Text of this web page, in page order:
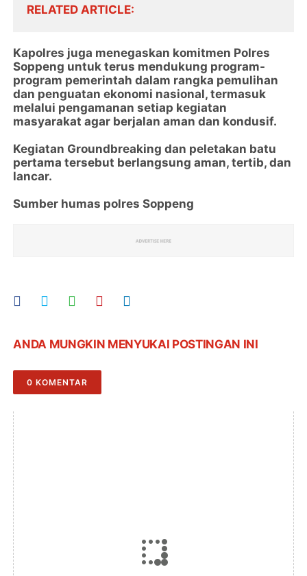
RELATED ARTICLE
Kapolres juga menegaskan komitmen Polres
Soppeng untuk terus mendukung program-
program pemerintah dalam rangka pemulihan
dan penguatan ekonomi nasional, termasuk
melalui pengamanan setiap kegiatan
masyarakat agar berjalan aman dan kondusif.
Kegiatan Groundbreaking dan peletakan batu
pertama tersebut berlangsung aman, tertib, dan
lancar.
Sumber humas polres Soppeng
ANDA MUNGKIN MENYUKAI POSTINGAN INI
0 KOMENTAR